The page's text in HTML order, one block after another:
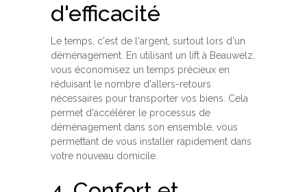
d'efficacité
Le temps, c'est de l'argent, surtout lors d'un
déménagement. En utilisant un lift à Beauwelz,
vous économisez un temps précieux en
réduisant le nombre d'allers-retours
nécessaires pour transporter vos biens. Cela
permet d'accélérer le processus de
déménagement dans son ensemble, vous
permettant de vous installer rapidement dans
votre nouveau domicile.